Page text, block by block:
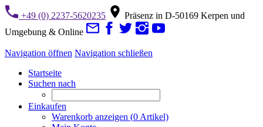
+49 (0) 2237-5620235
Präsenz in D-50169 Kerpen und
Umgebung & Online
Navigation öffnen Navigation schließen
Startseite
Suchen nach
Einkaufen
Warenkorb anzeigen (0 Artikel)